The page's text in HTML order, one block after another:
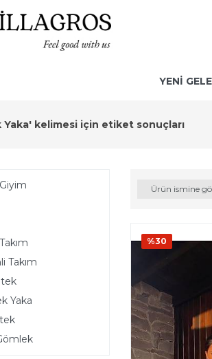
YENİ
Yaka' kelimesi için etiket sonuçları
Takım
Yaka
Ürün ismine
%30